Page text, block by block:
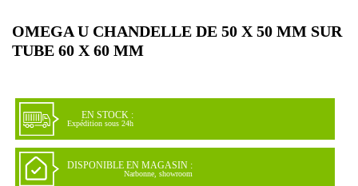
OMEGA U CHANDELLE DE 50 X 50 MM SUR
TUBE 60 X 60 MM
EN STOCK :
Expédition sous 24h
DISPONIBLE EN MAGASIN :
Narbonne, showroom